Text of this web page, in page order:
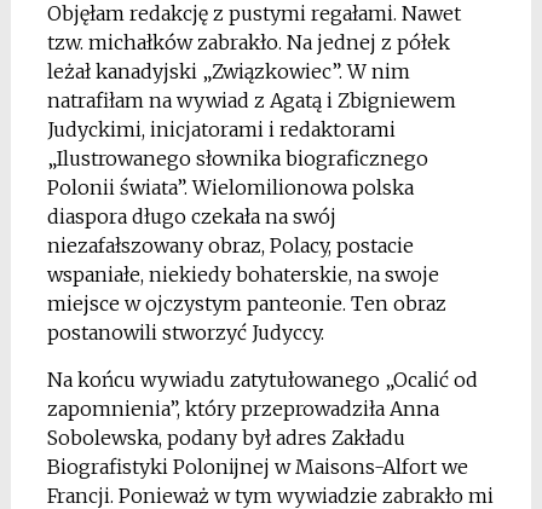
Objęłam redakcję z pustymi regałami. Nawet
tzw. michałków zabrakło. Na jednej z półek
leżał kanadyjski „Związkowiec”. W nim
natrafiłam na wywiad z Agatą i Zbigniewem
Judyckimi, inicjatorami i redaktorami
„Ilustrowanego słownika biograficznego
Polonii świata”. Wielomilionowa polska
diaspora długo czekała na swój
niezafałszowany obraz, Polacy, postacie
wspaniałe, niekiedy bohaterskie, na swoje
miejsce w ojczystym panteonie. Ten obraz
postanowili stworzyć Judyccy.
Na końcu wywiadu zatytułowanego „Ocalić od
zapomnienia”, który przeprowadziła Anna
Sobolewska, podany był adres Zakładu
Biografistyki Polonijnej w Maisons-Alfort we
Francji. Ponieważ w tym wywiadzie zabrakło mi